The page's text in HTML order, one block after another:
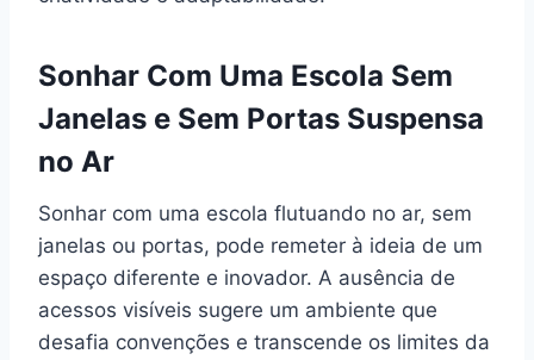
Sonhar Com Uma Escola Sem
Janelas e Sem Portas Suspensa
no Ar
Sonhar com uma escola flutuando no ar, sem
janelas ou portas, pode remeter à ideia de um
espaço diferente e inovador. A ausência de
acessos visíveis sugere um ambiente que
desafia convenções e transcende os limites da